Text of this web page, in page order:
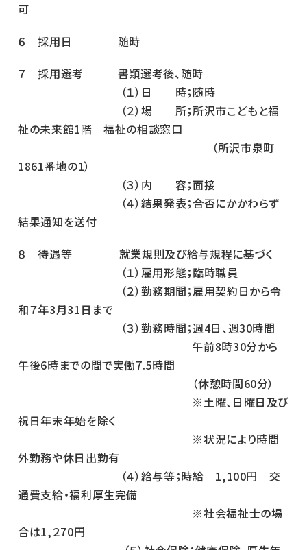
可
６ 採用日 随時
７ 採用選考 書類選考後、随時
（１）日 時；随時
（２）場 所；所沢市こどもと福
祉の未来館1階 福祉の相談窓口
（所沢市泉町
1861番地の1）
（３）内 容；面接
（４）結果発表；合否にかかわらず
結果通知を送付
８ 待遇等 就業規則及び給与規程に基づく
（１）雇用形態；臨時職員
（２）勤務期間；雇用契約日から令
和７年3月31日まで
（３）勤務時間；週4日、週30時間
午前8時30分から
午後6時までの間で実働7.5時間
（休憩時間60分）
※土曜、日曜日及び
祝日年末年始を除く
※状況により時間
外勤務や休日出勤有
（４）給与等；時給 1,100円 交
通費支給・福利厚生完備
※社会福祉士の場
合は1,２70円